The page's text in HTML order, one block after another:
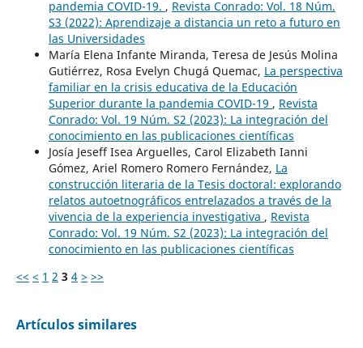
pandemia COVID-19. , Revista Conrado: Vol. 18 Núm.
S3 (2022): Aprendizaje a distancia un reto a futuro en
las Universidades
María Elena Infante Miranda, Teresa de Jesús Molina
Gutiérrez, Rosa Evelyn Chugá Quemac, La perspectiva
familiar en la crisis educativa de la Educación
Superior durante la pandemia COVID-19 , Revista
Conrado: Vol. 19 Núm. S2 (2023): La integración del
conocimiento en las publicaciones científicas
Josía Jeseff Isea Arguelles, Carol Elizabeth Ianni
Gómez, Ariel Romero Romero Fernández, La
construcción literaria de la Tesis doctoral: explorando
relatos autoetnográficos entrelazados a través de la
vivencia de la experiencia investigativa , Revista
Conrado: Vol. 19 Núm. S2 (2023): La integración del
conocimiento en las publicaciones científicas
<< < 1 2 3 4 > >>
Artículos similares